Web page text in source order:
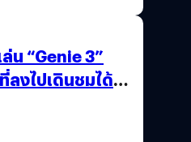
น “Genie 3”
ลงไปเดินชมได้